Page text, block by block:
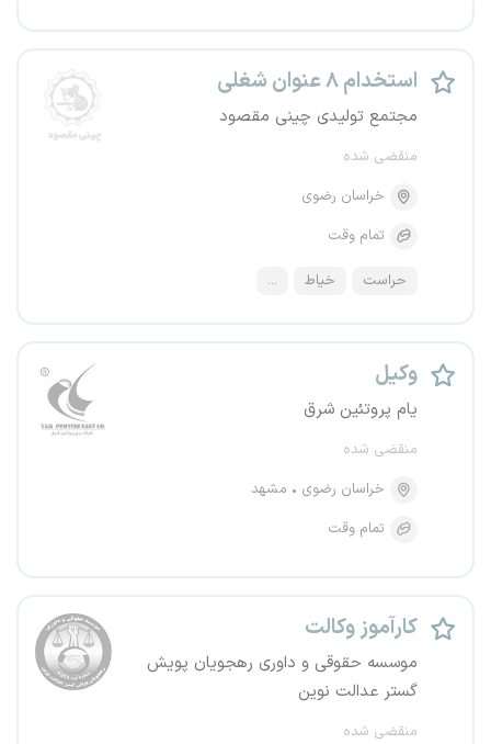
استخدام ۸ عنوان شغلی
مجتمع تولیدی چینی مقصود
منقضی شده
خراسان رضوی
تمام وقت
حراست خیاط ...
وکیل
یام پروتئین شرق
منقضی شده
خراسان رضوی
مشهد
تمام وقت
کارآموز وکالت
موسسه حقوقی و داوری رهجویان پویش
گستر عدالت نوین
منقضی شده